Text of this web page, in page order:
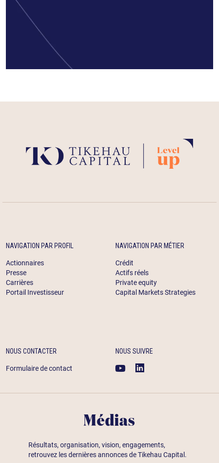
NAVIGATION PAR PROFIL
Actionnaires
Presse
Carrières
Portail Investisseur
NAVIGATION PAR MÉTIER
Crédit
Actifs réels
Private equity
Capital Markets Strategies
NOUS CONTACTER
Formulaire de contact
NOUS SUIVRE
Médias
Résultats, organisation, vision, engagements,
retrouvez les dernières annonces de Tikehau Capital.